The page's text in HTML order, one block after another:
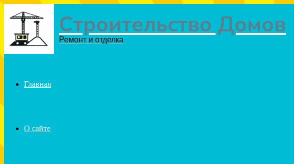
Строительство Домов
Ремонт и отделка
Главная
О сайте